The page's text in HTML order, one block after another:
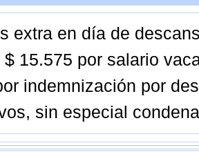
extra en día de
$ 15.575 por salario
indemnización por
sin especial